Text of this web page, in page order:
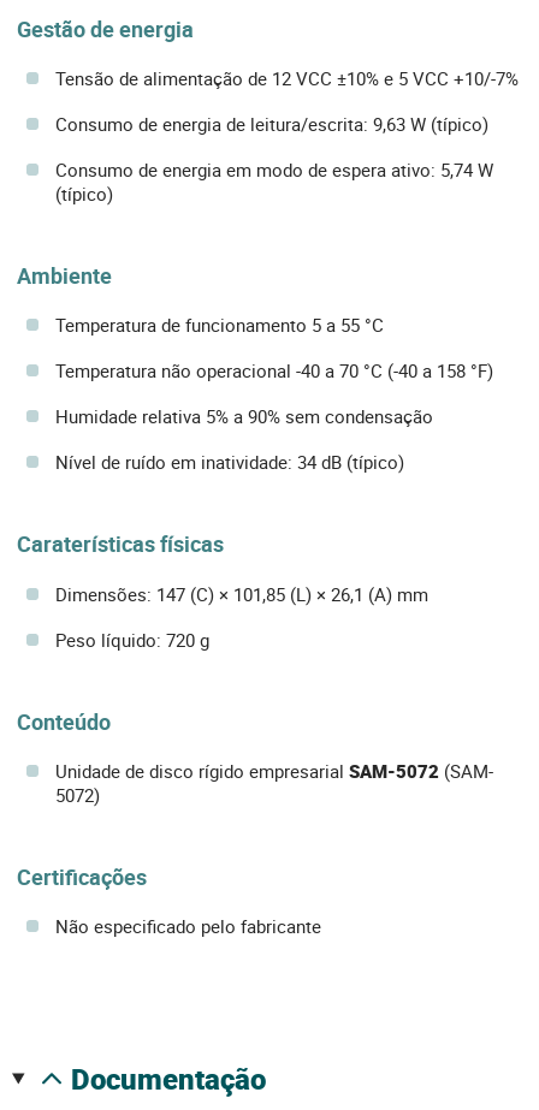
Gestão de energia
Tensão de alimentação de 12 VCC ±10% e 5 VCC +10/-7%
Consumo de energia de leitura/escrita: 9,63 W (típico)
Consumo de energia em modo de espera ativo: 5,74 W
(típico)
Ambiente
Temperatura de funcionamento 5 a 55 °C
Temperatura não operacional -40 a 70 °C (-40 a 158 °F)
Humidade relativa 5% a 90% sem condensação
Nível de ruído em inatividade: 34 dB (típico)
Caraterísticas físicas
Dimensões: 147 (C) × 101,85 (L) × 26,1 (A) mm
Peso líquido: 720 g
Conteúdo
Unidade de disco rígido empresarial SAM-5072 (SAM-
5072)
Certificações
Não especificado pelo fabricante
documentação